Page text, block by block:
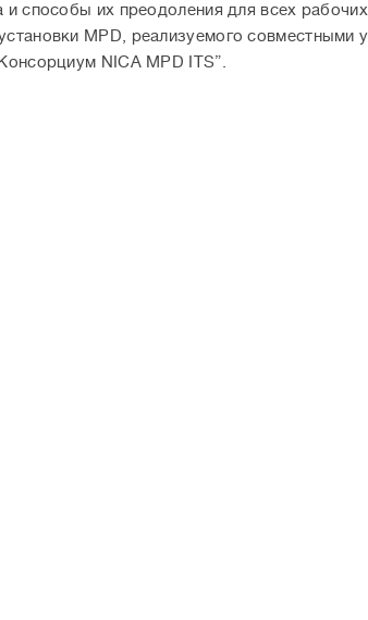
способы их преодоления для всех
MPD, реализуемого совместными
NICA MPD ITS”.